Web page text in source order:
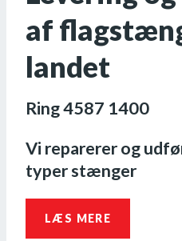
af
landet
Ring 4587 1400
Vi reparerer og
typer stænger
LÆS MERE